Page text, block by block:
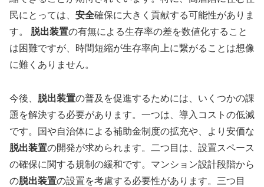
民にとっては、 安全確保に大きく貢献する可能性がありま
す。 脱出装置の有無による生存率の差を数値化すること
は困難ですが、時間短縮が生存率向上に繋がることは想像
に難くありません。
今後、 脱出装置の普及を促進するためには、いくつかの課
題を解決する必要があります。一つは、導入コストの低減
です。国や自治体による補助金制度の拡充や、より安価な
脱出装置の開発が求められます。二つ目は、設置スペース
の確保に関する規制の緩和です。マンション設計段階から
の脱出装置の設置を考慮する必要性があります。三つ目